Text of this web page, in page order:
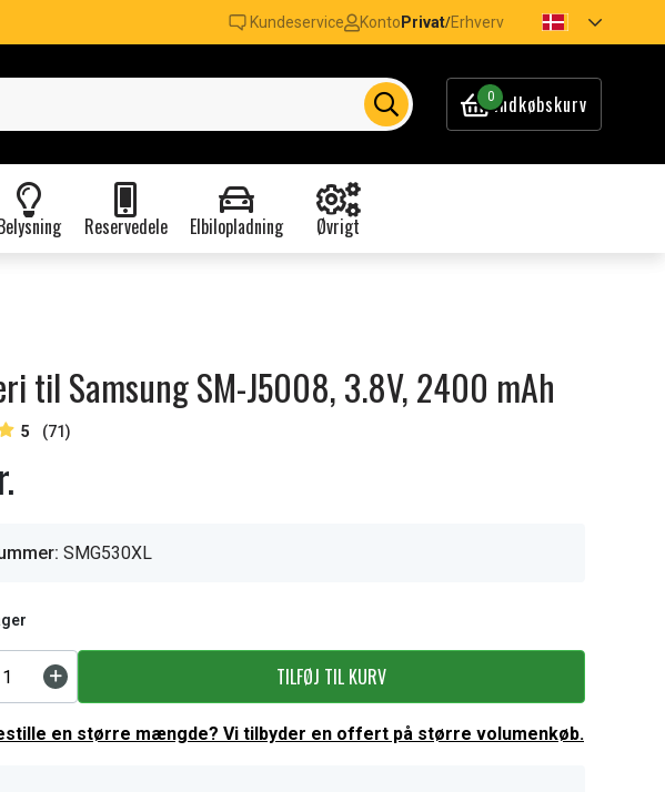
Kundeservice Konto Privat/Erhverv
0Indkøbskurv
Reservedele Elbilopladning Øvrigt
til Samsung SM-J5008, 3.8V, 2400 mAh
5 (71)
SMG530XL
TILFØJ TIL KURV
en større mængde? Vi tilbyder en offert på større volumenkøb.